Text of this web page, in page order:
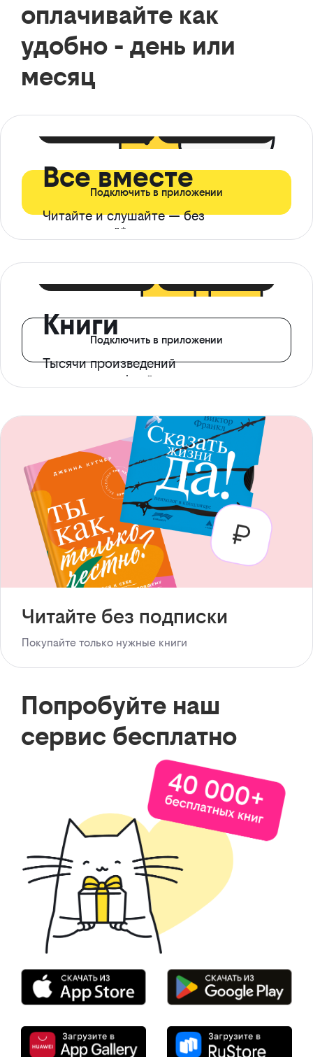
оплачивайте как
удобно - день или
месяц
Все вместе
Читайте и слушайте — без
ограничений*
Подключить в приложении
Книги
Тысячи произведений
с доступом офлайн
Подключить в приложении
Читайте без подписки
Покупайте только нужные книги
Попробуйте наш
сервис бесплатно